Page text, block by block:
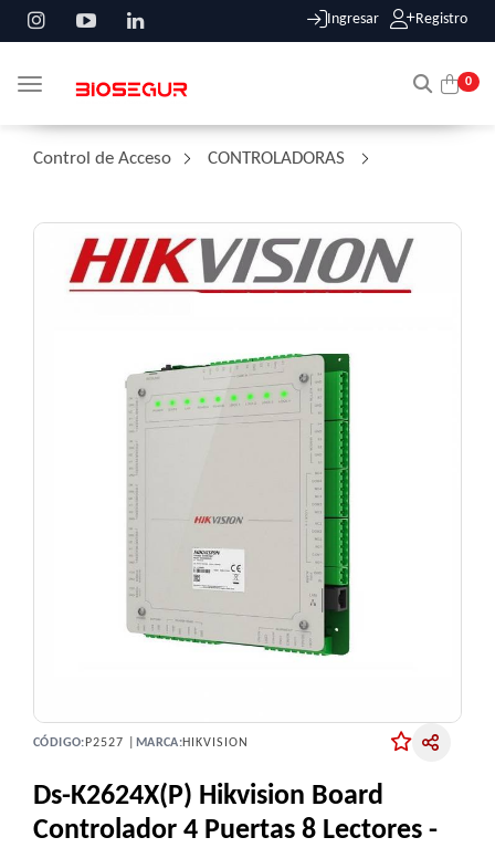
Ingresar Registro
0
Toggle navigation
Control de Acceso CONTROLADORAS
CÓDIGO: P2527 | MARCA:HIKVISION
Ds-K2624X(P) Hikvision Board
Controlador 4 Puertas 8 Lectores -